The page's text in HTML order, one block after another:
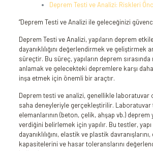
Deprem Testi ve Analizi: Riskleri
“Deprem Testi ve Analizi ile geleceğinizi
Deprem Testi ve Analizi, yapıların deprem
dayanıklılığını değerlendirmek ve geliştirmek
süreçtir. Bu süreç, yapıların deprem sırasında
anlamak ve gelecekteki depremlere karşı
inşa etmek için önemli bir araçtır.
Deprem testi ve analizi, genellikle laboratuvar
saha deneyleriyle gerçekleştirilir. Laboratuvar
elemanlarının (beton, çelik, ahşap vb.)
verdiğini belirlemek için yapılır. Bu testler, yapı
dayanıklılığını, elastik ve plastik
kapasitelerini ve hasar toleranslarını